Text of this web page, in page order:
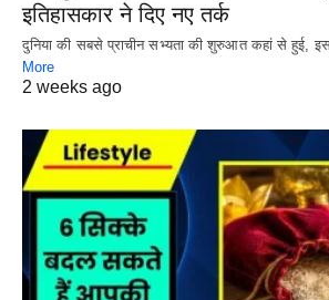
इतिहासकार ने दिए नए तर्क
दुनिया की सबसे प्राचीन सभ्यता की शुरुआत कहां से हुई,
More
2 weeks ago